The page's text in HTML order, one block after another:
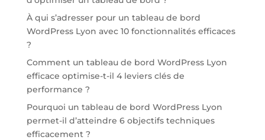
À qui s’adresser pour un tableau de bord
WordPress Lyon avec 10 fonctionnalités efficaces
?
Comment un tableau de bord WordPress Lyon
efficace optimise-t-il 4 leviers clés de
performance ?
Pourquoi un tableau de bord WordPress Lyon
permet-il d’atteindre 6 objectifs techniques
efficacement ?